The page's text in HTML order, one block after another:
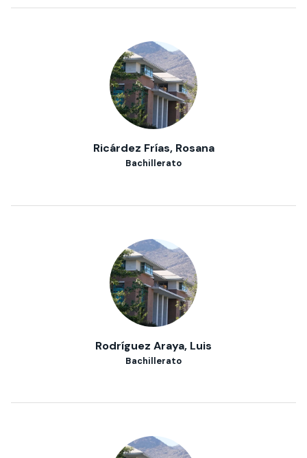
Ricárdez Frías, Rosana
Bachillerato
Rodríguez Araya, Luis
Bachillerato